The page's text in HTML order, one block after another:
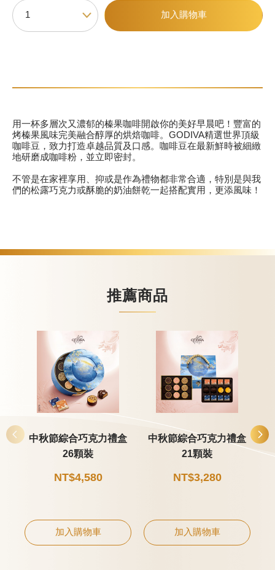
可可粉/咖啡粉
霜淇淋
蛋糕
加入購物車
用一杯多層次又濃郁的榛果咖啡開啟你的美好早晨吧！豐富的
烤榛果風味完美融合醇厚的烘焙咖啡。GODIVA精選世界頂級
咖啡豆，致力打造卓越品質及口感。咖啡豆在最新鮮時被細緻
地研磨成咖啡粉，並立即密封。
不管是在家裡享用、抑或是作為禮物都非常合適，特別是與我
們的松露巧克力或酥脆的奶油餅乾一起搭配實用，更添風味！
推薦商品
中秋節綜合巧克力禮盒
26顆裝
NT$4,580
加入購物車
中秋節綜合巧克力禮盒
21顆裝
NT$3,280
加入購物車